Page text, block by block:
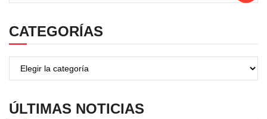
CATEGORÍAS
ÚLTIMAS NOTICIAS